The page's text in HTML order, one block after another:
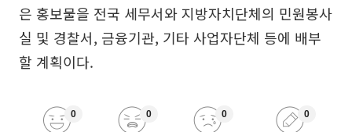
은 홍보물을 전국 세무서와 지방자치단체의 민원봉사
실 및 경찰서, 금융기관, 기타 사업자단체 등에 배부
할 계획이다.
0 0 0 0